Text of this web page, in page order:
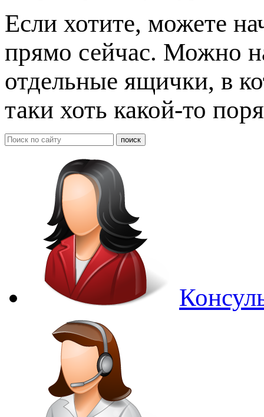
Если хотите, можете
прямо сейчас. Можно
отдельные ящички, в
таки хоть какой-то